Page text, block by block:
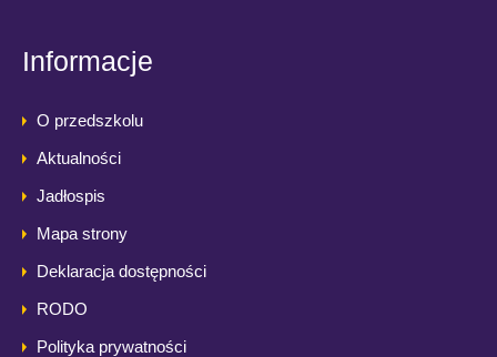
Informacje
O przedszkolu
Aktualności
Jadłospis
Mapa strony
Deklaracja dostępności
RODO
Polityka prywatności